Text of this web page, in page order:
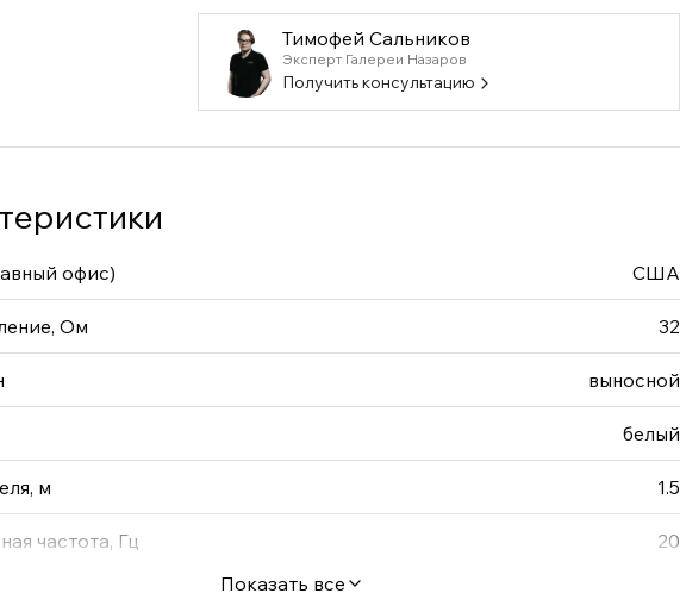
Тимофей Сальников
Эксперт Галереи Назаров
Получить консультацию
офис) США
Ом 32
выносной
белый
м 1.5
частота, Гц
20
Показать все